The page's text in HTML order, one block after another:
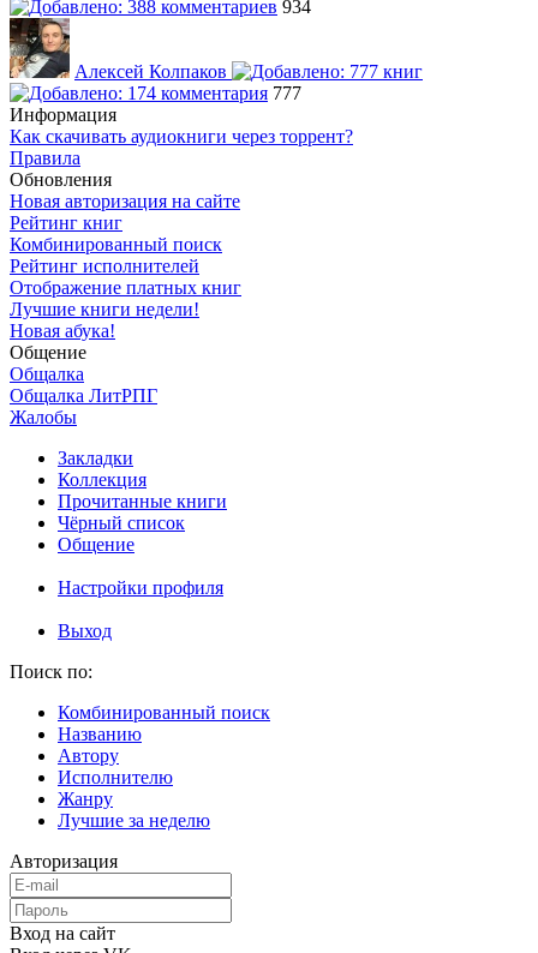
934
Алексей Колпаков
777
Информация
Как скачивать аудиокниги через торрент?
Правила
Обновления
Новая авторизация на сайте
Рейтинг книг
Комбинированный поиск
Рейтинг исполнителей
Отображение платных книг
Лучшие книги недели!
Новая абука!
Общение
Общалка
Общалка ЛитРПГ
Жалобы
Закладки
Коллекция
Прочитанные книги
Чёрный список
Общение
Настройки профиля
Выход
Поиск по:
Комбинированный поиск
Названию
Автору
Исполнителю
Жанру
Лучшие за неделю
Авторизация
Вход на сайт